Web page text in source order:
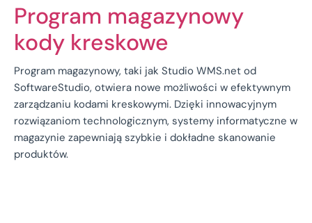
Program magazynowy
kody kreskowe
Program magazynowy, taki jak Studio WMS.net od
SoftwareStudio, otwiera nowe możliwości w efektywnym
zarządzaniu kodami kreskowymi. Dzięki innowacyjnym
rozwiązaniom technologicznym, systemy informatyczne w
magazynie zapewniają szybkie i dokładne skanowanie
produktów.